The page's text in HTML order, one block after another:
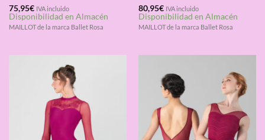
Valorado
con4.33
de 5
75,95€ IVA incluido
Disponibilidad en Almacén
MAILLOT de la marca Ballet Rosa
Valorado
con4.67
de 5
80,95€ IVA incluido
Disponibilidad en Almacén
MAILLOT de la marca Ballet Rosa